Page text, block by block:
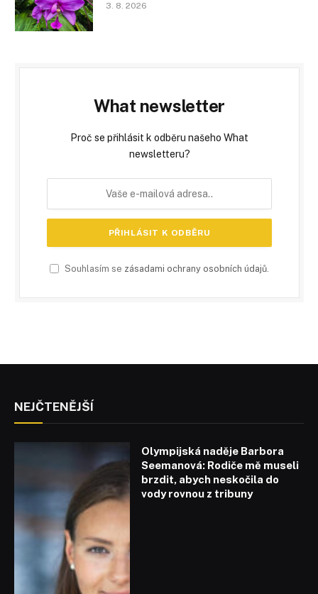
3. 8. 2026
What newsletter
Proč se přihlásit k odběru našeho What
newsletteru?
Souhlasím se zásadami ochrany osobních údajů.
NEJČTENĚJŠÍ
Olympijská naděje Barbora
Seemanová: Rodiče mě museli
brzdit, abych neskočila do
vody rovnou z tribuny